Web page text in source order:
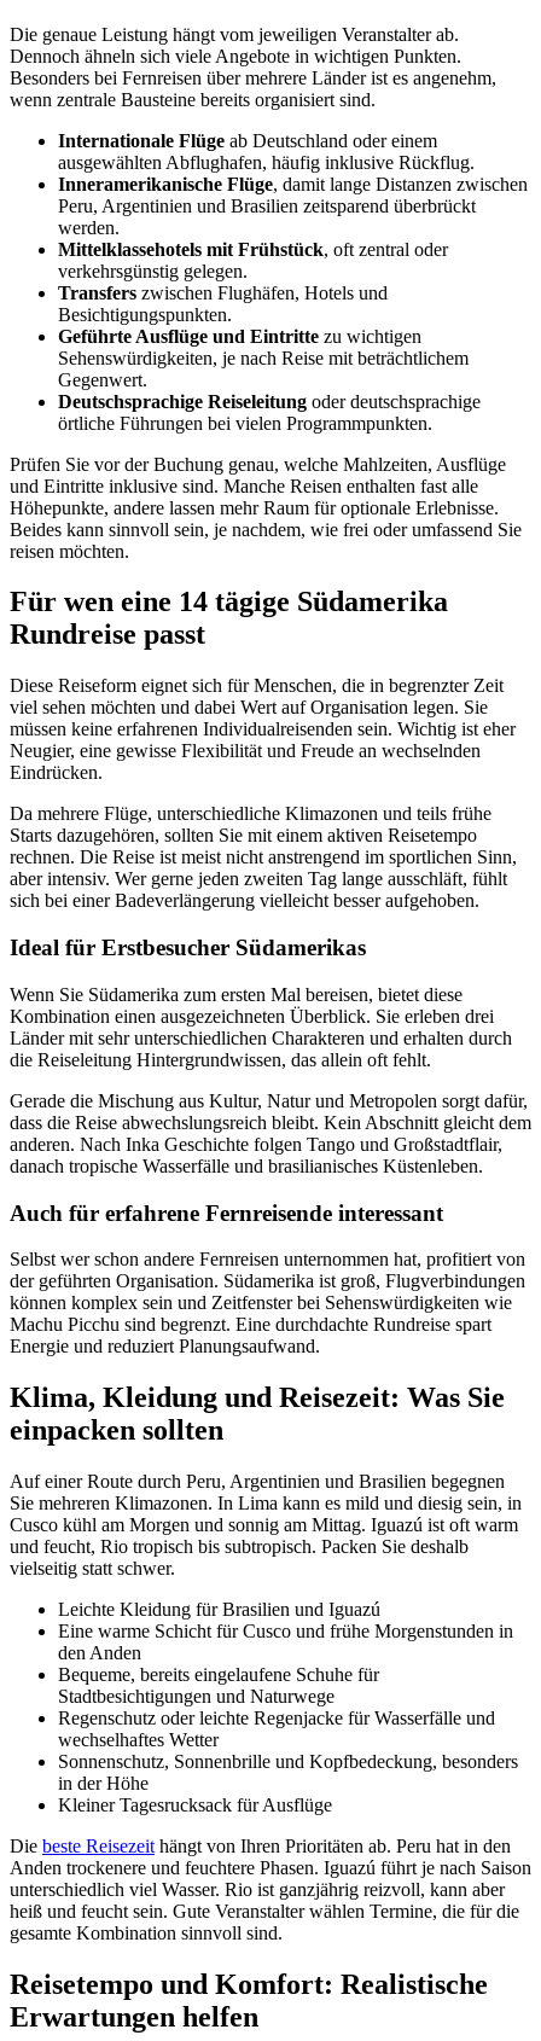
Die genaue Leistung hängt vom jeweiligen Veranstalter ab.
Dennoch ähneln sich viele Angebote in wichtigen Punkten.
Besonders bei Fernreisen über mehrere Länder ist es angenehm,
wenn zentrale Bausteine bereits organisiert sind.
Internationale Flüge ab Deutschland oder einem
ausgewählten Abflughafen, häufig inklusive Rückflug.
Inneramerikanische Flüge, damit lange Distanzen zwischen
Peru, Argentinien und Brasilien zeitsparend überbrückt
werden.
Mittelklassehotels mit Frühstück, oft zentral oder
verkehrsgünstig gelegen.
Transfers zwischen Flughäfen, Hotels und
Besichtigungspunkten.
Geführte Ausflüge und Eintritte zu wichtigen
Sehenswürdigkeiten, je nach Reise mit beträchtlichem
Gegenwert.
Deutschsprachige Reiseleitung oder deutschsprachige
örtliche Führungen bei vielen Programmpunkten.
Prüfen Sie vor der Buchung genau, welche Mahlzeiten, Ausflüge
und Eintritte inklusive sind. Manche Reisen enthalten fast alle
Höhepunkte, andere lassen mehr Raum für optionale Erlebnisse.
Beides kann sinnvoll sein, je nachdem, wie frei oder umfassend Sie
reisen möchten.
Für wen eine 14 tägige Südamerika
Rundreise passt
Diese Reiseform eignet sich für Menschen, die in begrenzter Zeit
viel sehen möchten und dabei Wert auf Organisation legen. Sie
müssen keine erfahrenen Individualreisenden sein. Wichtig ist eher
Neugier, eine gewisse Flexibilität und Freude an wechselnden
Eindrücken.
Da mehrere Flüge, unterschiedliche Klimazonen und teils frühe
Starts dazugehören, sollten Sie mit einem aktiven Reisetempo
rechnen. Die Reise ist meist nicht anstrengend im sportlichen Sinn,
aber intensiv. Wer gerne jeden zweiten Tag lange ausschläft, fühlt
sich bei einer Badeverlängerung vielleicht besser aufgehoben.
Ideal für Erstbesucher Südamerikas
Wenn Sie Südamerika zum ersten Mal bereisen, bietet diese
Kombination einen ausgezeichneten Überblick. Sie erleben drei
Länder mit sehr unterschiedlichen Charakteren und erhalten durch
die Reiseleitung Hintergrundwissen, das allein oft fehlt.
Gerade die Mischung aus Kultur, Natur und Metropolen sorgt dafür,
dass die Reise abwechslungsreich bleibt. Kein Abschnitt gleicht dem
anderen. Nach Inka Geschichte folgen Tango und Großstadtflair,
danach tropische Wasserfälle und brasilianisches Küstenleben.
Auch für erfahrene Fernreisende interessant
Selbst wer schon andere Fernreisen unternommen hat, profitiert von
der geführten Organisation. Südamerika ist groß, Flugverbindungen
können komplex sein und Zeitfenster bei Sehenswürdigkeiten wie
Machu Picchu sind begrenzt. Eine durchdachte Rundreise spart
Energie und reduziert Planungsaufwand.
Klima, Kleidung und Reisezeit: Was Sie
einpacken sollten
Auf einer Route durch Peru, Argentinien und Brasilien begegnen
Sie mehreren Klimazonen. In Lima kann es mild und diesig sein, in
Cusco kühl am Morgen und sonnig am Mittag. Iguazú ist oft warm
und feucht, Rio tropisch bis subtropisch. Packen Sie deshalb
vielseitig statt schwer.
Leichte Kleidung für Brasilien und Iguazú
Eine warme Schicht für Cusco und frühe Morgenstunden in
den Anden
Bequeme, bereits eingelaufene Schuhe für
Stadtbesichtigungen und Naturwege
Regenschutz oder leichte Regenjacke für Wasserfälle und
wechselhaftes Wetter
Sonnenschutz, Sonnenbrille und Kopfbedeckung, besonders
in der Höhe
Kleiner Tagesrucksack für Ausflüge
Die beste Reisezeit hängt von Ihren Prioritäten ab. Peru hat in den
Anden trockenere und feuchtere Phasen. Iguazú führt je nach Saison
unterschiedlich viel Wasser. Rio ist ganzjährig reizvoll, kann aber
heiß und feucht sein. Gute Veranstalter wählen Termine, die für die
gesamte Kombination sinnvoll sind.
Reisetempo und Komfort: Realistische
Erwartungen helfen